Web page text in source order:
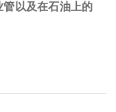
以及在石油上的